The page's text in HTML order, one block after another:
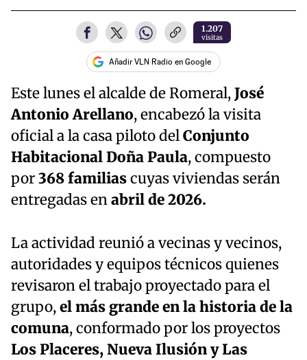
1.207
visitas
Añadir VLN Radio en Google
Este lunes el alcalde de Romeral,José
Antonio Arellano, encabezó la visita
oficial a la casa piloto delConjunto
Habitacional Doña Paula, compuesto
por368 familiascuyas viviendas serán
entregadas enabril de 2026.
La actividad reunió a vecinas y vecinos,
autoridades y equipos técnicos quienes
revisaron el trabajo proyectado para el
grupo,el más grande en la historia de la
comuna, conformado por los proyectos
Los Placeres, Nueva Ilusión y Las